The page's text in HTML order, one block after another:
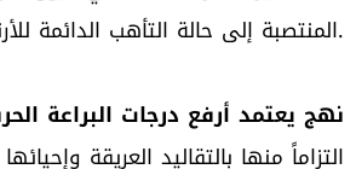
المنتصبة إلى حالة التأهب الدائمة للأرنب.
نهج يعتمد أرفع درجات البراعة
التزاماً منها بالتقاليد العريقة